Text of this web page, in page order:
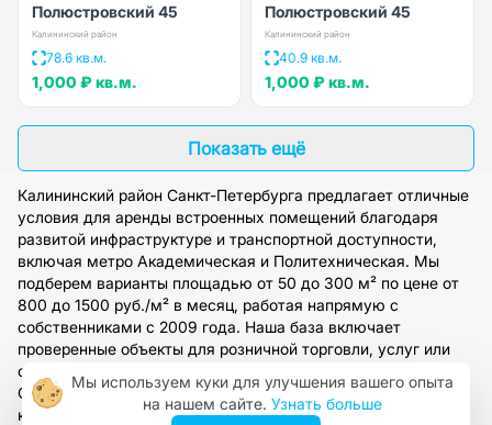
Полюстровский 45
Калининский район
78.6 кв.м.
1,000 ₽ кв.м.
Полюстровский 45
Калининский район
40.9 кв.м.
1,000 ₽ кв.м.
Показать ещё
Калининский район Санкт-Петербурга предлагает отличные
условия для аренды встроенных помещений благодаря
развитой инфраструктуре и транспортной доступности,
включая метро Академическая и Политехническая. Мы
подберем варианты площадью от 50 до 300 м² по цене от
800 до 1500 руб./м² в месяц, работая напрямую с
собственниками с 2009 года. Наша база включает
проверенные объекты для розничной торговли, услуг или
офисов, с полным юридическим сопровождением сделок.
Оставьте заявку на сайте, чтобы получить персональную
консультацию и организовать просмотр подходящих
Мы используем куки для улучшения вашего опыта
на нашем сайте. Узнать больше